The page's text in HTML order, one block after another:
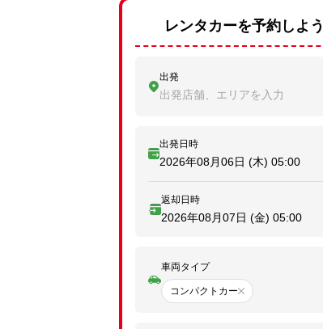
レンタカーを予約しよう
出発
出発店舗、エリアを入力
出発日時
2026年08月06日 (木) 05:00
返却日時
2026年08月07日 (金) 05:00
車両タイプ
コンパクトカー